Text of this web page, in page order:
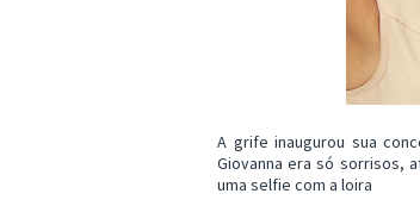
A grife inaugurou sua
Giovanna era só sorrisos,
uma selfie com a loira